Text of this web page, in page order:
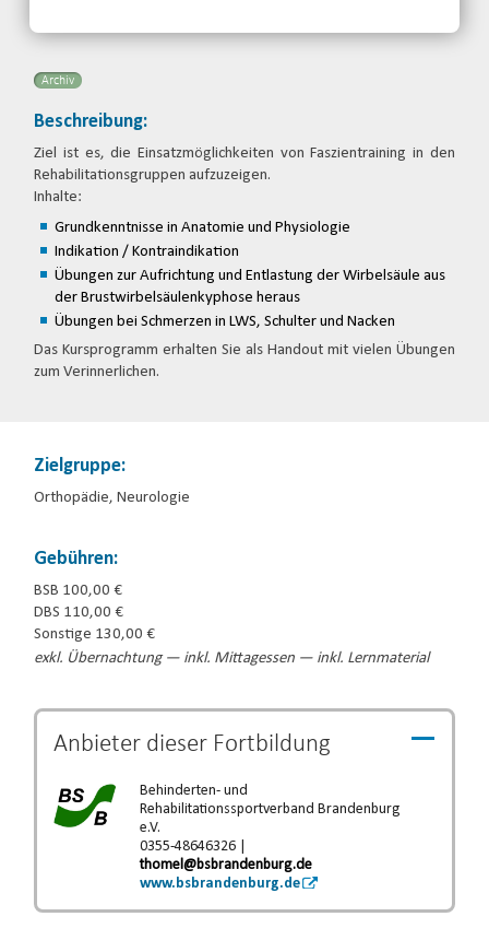
Email
Archiv
Beschreibung:
Ziel ist es, die Einsatzmöglichkeiten von Faszientraining in den
Rehabilitationsgruppen aufzuzeigen.
Inhalte:
Grundkenntnisse in Anatomie und Physiologie
Indikation / Kontraindikation
Übungen zur Aufrichtung und Entlastung der Wirbelsäule aus
der Brustwirbelsäulenkyphose heraus
Übungen bei Schmerzen in LWS, Schulter und Nacken
Das Kursprogramm erhalten Sie als Handout mit vielen Übungen
zum Verinnerlichen.
Zielgruppe:
Orthopädie, Neurologie
Gebühren:
BSB 100,00 €
DBS 110,00 €
Sonstige 130,00 €
exkl. Übernachtung — inkl. Mittagessen — inkl. Lernmaterial
Anbieter dieser Fortbildung
Behinderten- und
Rehabilitationssportverband Brandenburg
e.V.
0355-48646326 |
thomel@bsbrandenburg.de
www.bsbrandenburg.de